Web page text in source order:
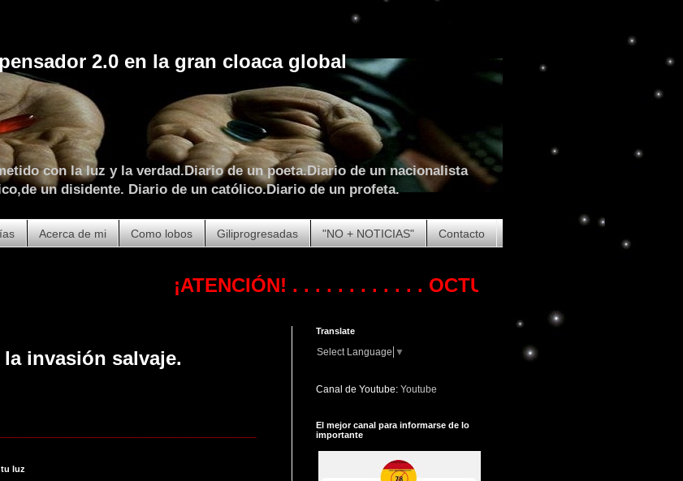
2.0 en la gran cloaca global
con la luz y la verdad.Diario de un poeta.Diario de un nacionalista
un disidente. Diario de un católico.Diario de un profeta.
Acerca de mi Como lobos Giliprogresadas "NO + NOTICIAS" Contacto
¡ATENCIÓN!. . . . . . . . . . . . OCTUBRE DE 2023. COMIENZA
invasión salvaje.
luz
Translate
Select Language ▼
Canal de Youtube: Youtube
El mejor canal para informarse de lo
importante